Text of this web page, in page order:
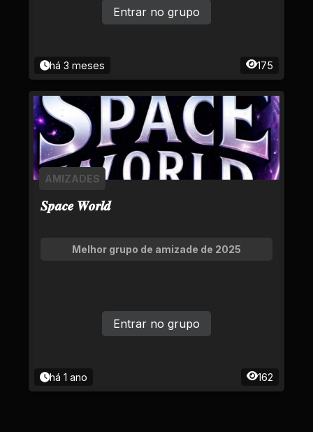
há 3 meses 175
Entrar no grupo
𝑺𝒑𝒂𝒄𝒆 𝑾𝒐𝒓𝒍𝒅
AMIZADES
Melhor grupo de amizade de 2025
há 1 ano 162
Entrar no grupo